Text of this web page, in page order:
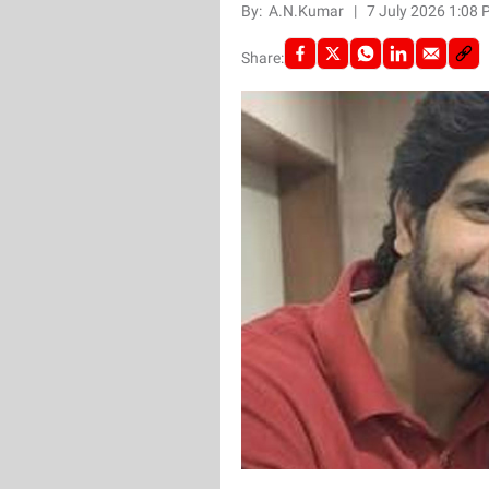
By: A.N.Kumar | 7 July 2026 1:08
Share: